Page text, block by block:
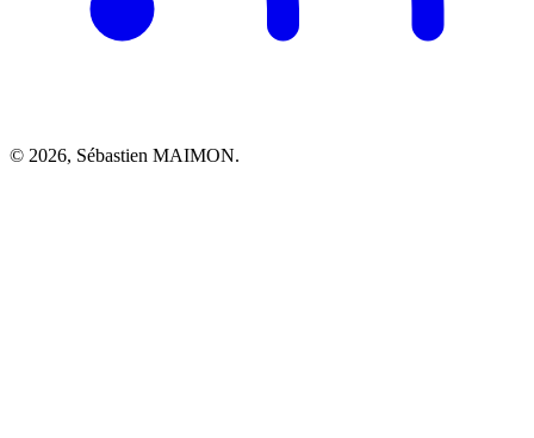
© 2026, Sébastien MAIMON.